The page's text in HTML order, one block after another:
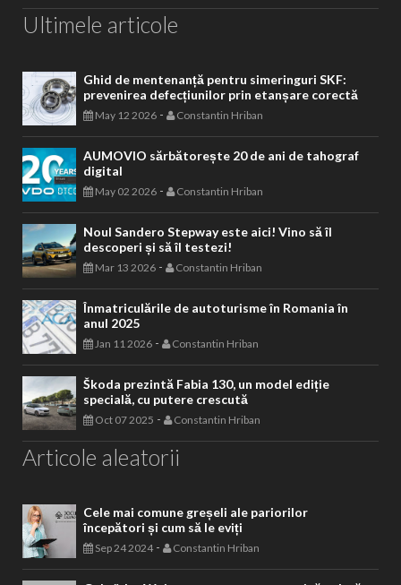
Ultimele articole
Ghid de mentenanță pentru simeringuri SKF:
prevenirea defecțiunilor prin etanșare corectă
May 12 2026 - Constantin Hriban
AUMOVIO sărbătorește 20 de ani de tahograf
digital
May 02 2026 - Constantin Hriban
Noul Sandero Stepway este aici! Vino să îl
descoperi și să îl testezi!
Mar 13 2026 - Constantin Hriban
Înmatriculările de autoturisme în Romania în
anul 2025
Jan 11 2026 - Constantin Hriban
Škoda prezintă Fabia 130, un model ediție
specială, cu putere crescută
Oct 07 2025 - Constantin Hriban
Articole aleatorii
Cele mai comune greșeli ale pariorilor
începători și cum să le eviți
Sep 24 2024- Constantin Hriban